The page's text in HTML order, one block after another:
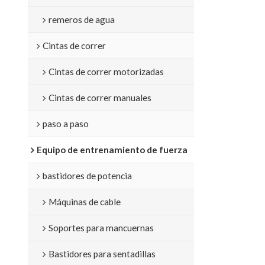
remeros de agua
Cintas de correr
Cintas de correr motorizadas
Cintas de correr manuales
paso a paso
Equipo de entrenamiento de fuerza
bastidores de potencia
Máquinas de cable
Soportes para mancuernas
Bastidores para sentadillas